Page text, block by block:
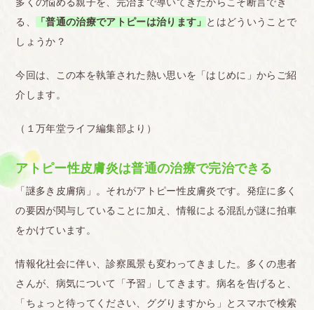
る、
「普通の治療でアトピーは治ります」 とはどういうことで
しょうか？
今回は、この本を執筆された熱い思いを「はじめに」からご紹
介します。
（１万年堂ライフ編集部より）
アトピー性皮膚炎は普通の治療で完治できる
「謎多き皮膚病」。それがアトピー性皮膚炎です。発症に多く
の要因が関与していることに加え、情報による混乱が謎に拍車
をかけています。
情報化社会に伴い、診察風景も変わってきました。多くの患者
さんが、病気について「予習」してきます。病名を告げると、
「ちょっと待ってください、ググりますから」とスマホで検索